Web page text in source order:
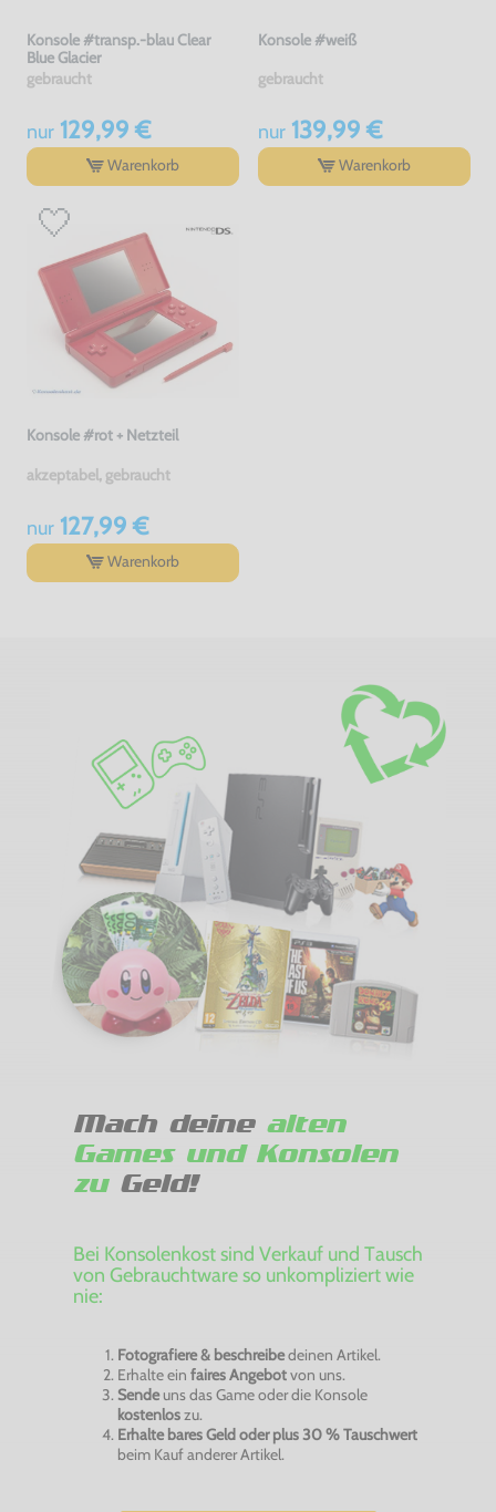
Konsole #transp.-blau Clear
Blue Glacier
gebraucht
nur129,99 €
Warenkorb
Konsole #weiß
gebraucht
nur139,99 €
Warenkorb
Konsole #rot + Netzteil
akzeptabel, gebraucht
nur127,99 €
Warenkorb
Mach deine alten
Games und Konsolen
zuGeld!
Bei Konsolenkost sind Verkauf und Tausch
von Gebrauchtware so unkompliziert wie
nie:
Fotografiere & beschreibedeinen Artikel.
Erhalte ein faires Angebotvon uns.
Sendeuns das Game oder die Konsole
kostenloszu.
Erhalte bares Geld oder plus 30 % Tauschwert
beim Kauf anderer Artikel.